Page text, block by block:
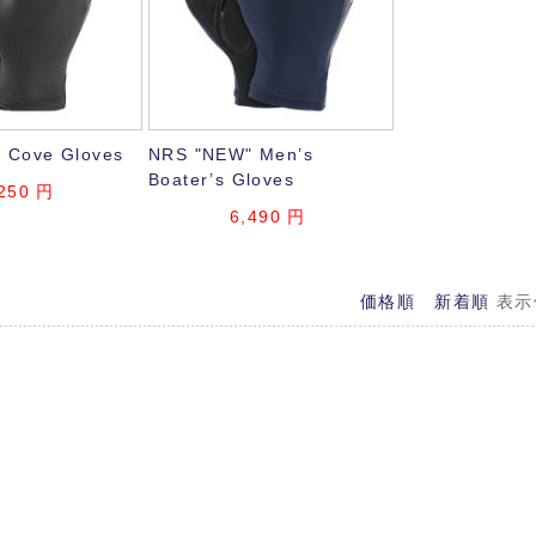
Cove Gloves
円
NRS "NEW" Men’s
Boater’s Gloves
6,490 円
価格順 新着順 表